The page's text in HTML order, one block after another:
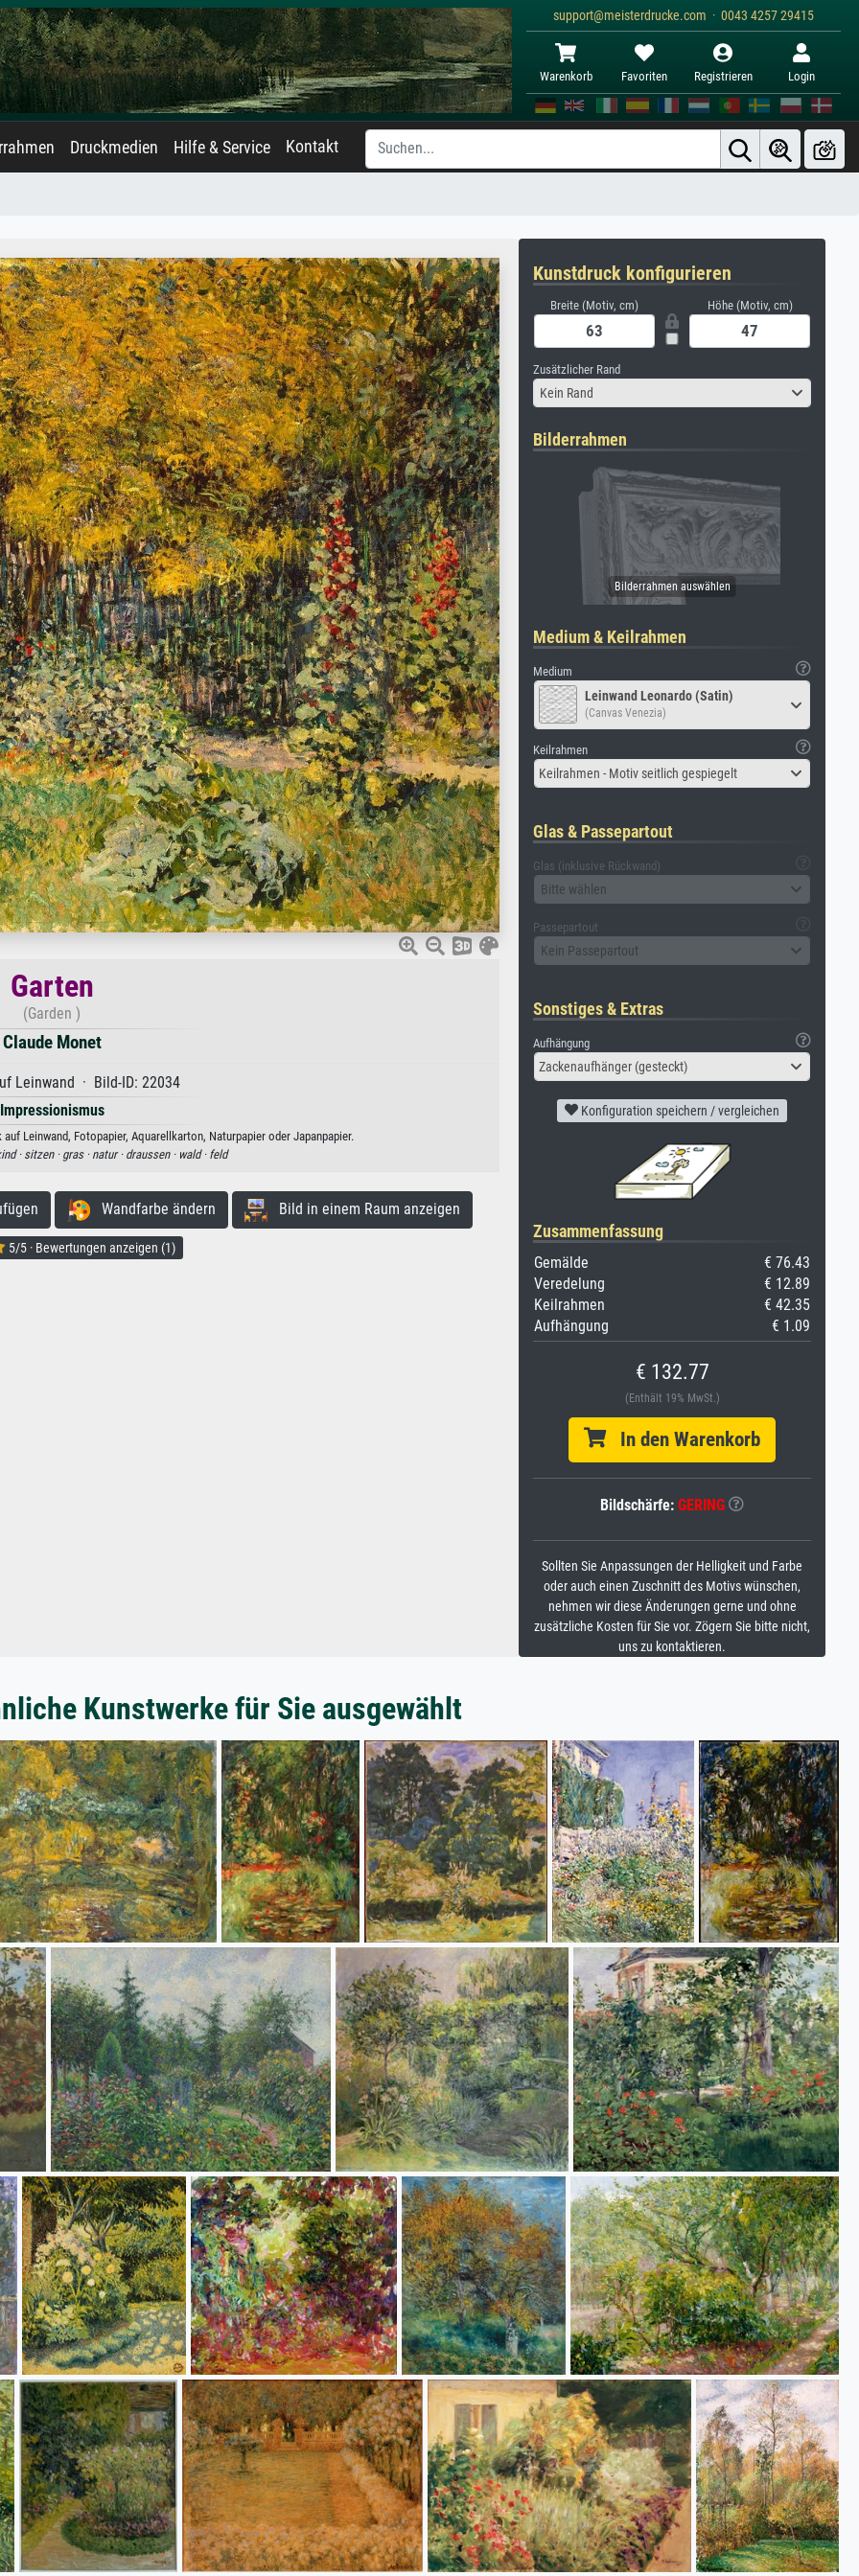
support@meisterdrucke.com · 0043 4257 29415
Warenkorb Favoriten Registrieren Login
Druckmedien Hilfe & Service Kontakt
Garten
(Garden )
Claude Monet
Leinwand · Bild-ID: 22034
Impressionismus
Leinwand, Fotopapier, Aquarellkarton, Naturpapier oder Japanpapier.
· sitzen · gras · natur · draussen · wald · feld
Wandfarbe ändern Bild in einem Raum anzeigen
5/5 · Bewertungen anzeigen (1)
Kunstdruck konfigurieren
Breite (Motiv, cm) Höhe (Motiv, cm)
Zusätzlicher Rand
Kein Rand
Bilderrahmen
Medium & Keilrahmen
Medium
Leinwand Leonardo (Satin)
(Canvas Venezia)
Keilrahmen
Keilrahmen - Motiv seitlich gespiegelt
Glas & Passepartout
Glas (inklusive Rückwand)
Bitte wählen
Passepartout
Kein Passepartout
Sonstiges & Extras
Aufhängung
Zackenaufhänger (gesteckt)
Konfiguration speichern / vergleichen
Zusammenfassung
Gemälde
€ 76.43
Veredelung
€ 12.89
Keilrahmen
€ 42.35
Aufhängung
€ 1.09
€ 132.77
(Enthält 19% MwSt.)
In den Warenkorb
Bildschärfe: GERING
Sollten Sie Anpassungen der Helligkeit und Farbe
oder auch einen Zuschnitt des Motivs wünschen,
nehmen wir diese Änderungen gerne und ohne
zusätzliche Kosten für Sie vor. Zögern Sie bitte nicht,
uns zu kontaktieren.
Kunstwerke für Sie ausgewählt